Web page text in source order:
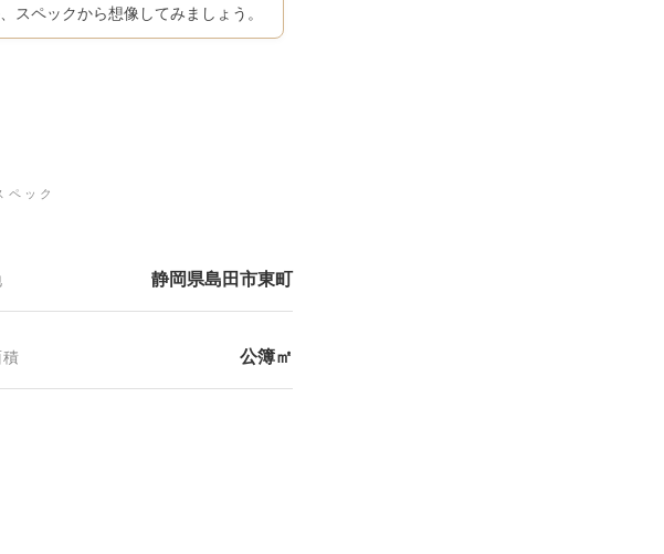
スペックから想像してみましょう。
ック
静岡県島田市東町
公簿㎡